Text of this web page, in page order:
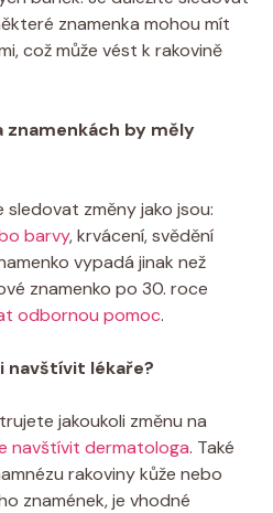
znamenka mohou mít
což může vést k rakovině
znamenkách by měly
změny jako jsou:
barvy, krvácení, svědění
vypadá jinak než
znamenko po 30. roce
odbornou pomoc.
navštívit lékaře?
jakoukoli změnu na
navštívit dermatologa. Také
rakoviny kůže nebo
znamének, je vhodné